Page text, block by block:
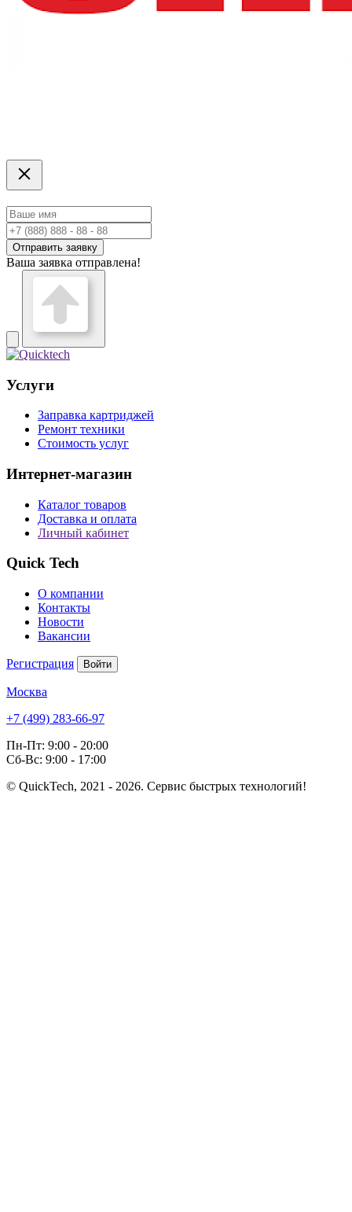
Отправить заявку
Ваша заявка отправлена!
Услуги
Заправка картриджей
Ремонт техники
Стоимость услуг
Интернет-магазин
Каталог товаров
Доставка и оплата
Личный кабинет
Quick Tech
О компании
Контакты
Новости
Вакансии
Регистрация Войти
Москва
+7 (499) 283-66-97
Пн-Пт: 9:00 - 20:00
Сб-Вс: 9:00 - 17:00
© QuickTech, 2021 - 2026. Сервис быстрых технологий!